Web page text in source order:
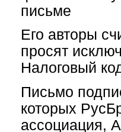
письме
Его авторы
просят
Налоговый
Письмо
которых
ассоциация,